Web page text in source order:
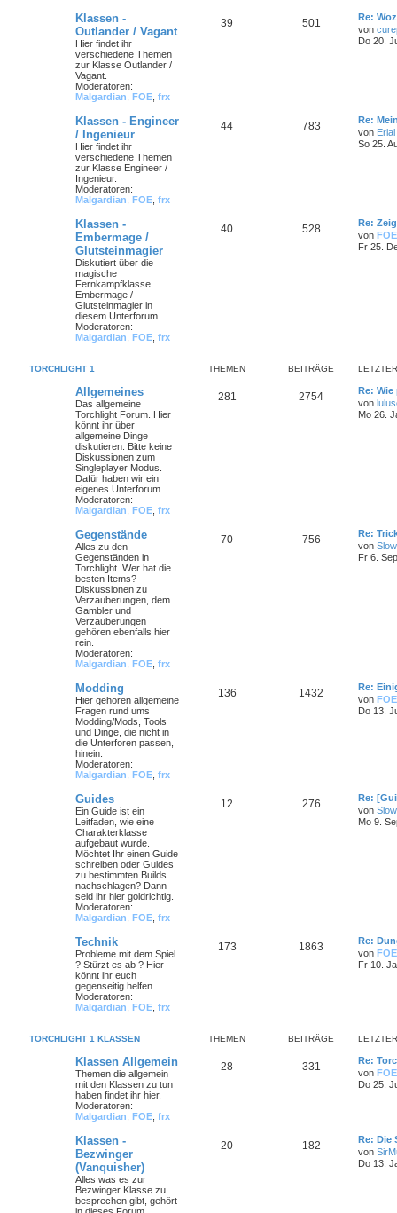
Klassen -
Outlander / Vagant
Hier findet ihr
verschiedene Themen
zur Klasse Outlander /
Vagant.
Moderatoren:
Malgardian FOE frx
39 501
Re:
von
Do 20.
Klassen - Engineer
/ Ingenieur
Hier findet ihr
verschiedene Themen
zur Klasse Engineer /
Ingenieur.
Moderatoren:
Malgardian FOE frx
44 783
Re:
von Erial
So 25.
Klassen -
Embermage /
Glutsteinmagier
Diskutiert über die
magische
Fernkampfklasse
Embermage /
Glutsteinmagier in
diesem Unterforum.
Moderatoren:
Malgardian FOE frx
40 528
Re:
von FOE
Fr 25.
TORCHLIGHT 1 THEMEN BEITRÄGE
Allgemeines
Das allgemeine
Torchlight Forum. Hier
könnt ihr über
allgemeine Dinge
diskutieren. Bitte keine
Diskussionen zum
Singleplayer Modus.
Dafür haben wir ein
eigenes Unterforum.
Moderatoren:
Malgardian FOE frx
281 2754
Re:
von
Mo 26.
Gegenstände
Alles zu den
Gegenständen in
Torchlight. Wer hat die
besten Items?
Diskussionen zu
Verzauberungen, dem
Gambler und
Verzauberungen
gehören ebenfalls hier
rein.
Moderatoren:
Malgardian FOE frx
70 756
Re:
von
Fr 6.
Modding
Hier gehören allgemeine
Fragen rund ums
Modding/Mods, Tools
und Dinge, die nicht in
die Unterforen passen,
hinein.
Moderatoren:
Malgardian FOE frx
136 1432
Re:
von FOE
Do 13.
Guides
Ein Guide ist ein
Leitfaden, wie eine
Charakterklasse
aufgebaut wurde.
Möchtet Ihr einen Guide
schreiben oder Guides
zu bestimmten Builds
nachschlagen? Dann
seid ihr hier goldrichtig.
Moderatoren:
Malgardian FOE frx
12 276
Re:
von
Mo 9.
Technik
Probleme mit dem Spiel
? Stürzt es ab ? Hier
könnt ihr euch
gegenseitig helfen.
Moderatoren:
Malgardian FOE frx
173 1863
Re:
von FOE
Fr 10.
TORCHLIGHT 1 KLASSEN THEMEN BEITRÄGE
Klassen Allgemein
Themen die allgemein
mit den Klassen zu tun
haben findet ihr hier.
Moderatoren:
Malgardian FOE frx
28 331
Re:
von FOE
Do 25.
Klassen -
Bezwinger
(Vanquisher)
Alles was es zur
Bezwinger Klasse zu
besprechen gibt, gehört
20 182
Re: Die
von
Do 13.